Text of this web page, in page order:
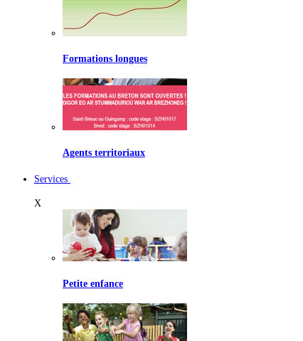
Formations longues
Agents territoriaux
Services
X
Petite enfance